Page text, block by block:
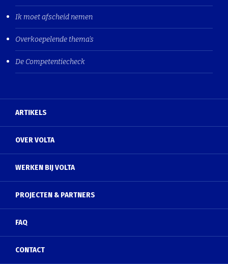
Ik moet afscheid nemen
Overkoepelende thema's
De Competentiecheck
ARTIKELS
OVER VOLTA
WERKEN BIJ VOLTA
PROJECTEN & PARTNERS
FAQ
CONTACT